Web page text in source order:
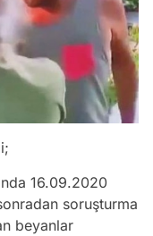
16.09.2020
soruşturma
beyanlar